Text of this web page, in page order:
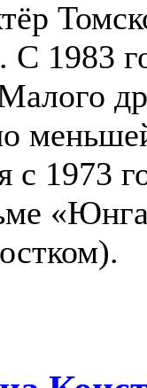
С 1983
с 1973